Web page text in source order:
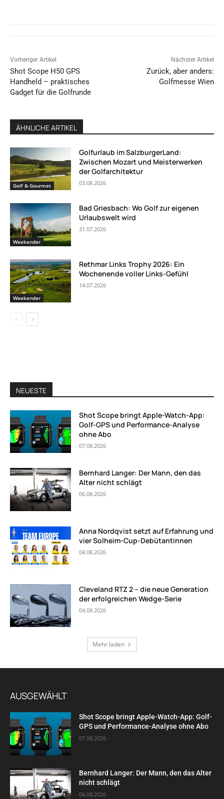
Vorheriger Artikel
Shot Scope H50 GPS
Handheld – praktisches
Gadget für die Golfrunde
Nächster Artikel
Zurück, aber anders:
Golfmesse Wien
ÄHNLICHE ARTIKEL
Golf & Gourmet
Golfurlaub im SalzburgerLand:
Zwischen Mozart und Meisterwerken
der Golfarchitektur
03.08.2026
Weekender
Bad Griesbach: Wo Golf zur eigenen
Urlaubswelt wird
31.07.2026
Weekender
Rethmar Links Trophy 2026: Ein
Wochenende voller Links-Gefühl
14.07.2026
NEUESTE
Shot Scope bringt Apple-Watch-App:
Golf-GPS und Performance-Analyse
ohne Abo
07.08.2026
Bernhard Langer: Der Mann, den das
Alter nicht schlägt
06.08.2026
Anna Nordqvist setzt auf Erfahrung und
vier Solheim-Cup-Debütantinnen
04.08.2026
Cleveland RTZ 2 – die neue Generation
der erfolgreichen Wedge-Serie
04.08.2026
Mehr laden
AUSGEWÄHLT
Shot Scope bringt Apple-Watch-App: Golf-
GPS und Performance-Analyse ohne Abo
07.08.2026
Bernhard Langer: Der Mann, den das Alter
nicht schlägt
06.08.2026